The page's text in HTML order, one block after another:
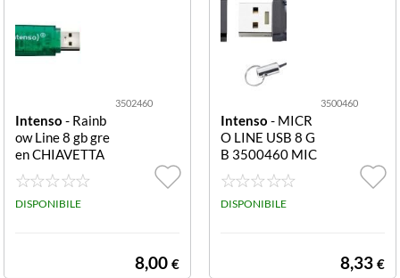
3502460
Intenso - Rainb
ow Line 8 gb gre
en CHIAVETTA
USB 8GB VERD
E 2.0 3502460
CHIAVETTA US
DISPONIBILE
8,00 €
3500460
Intenso - MICR
O LINE USB 8 G
B 3500460 MIC
RO LINE USB 8
GB
DISPONIBILE
8,33 €